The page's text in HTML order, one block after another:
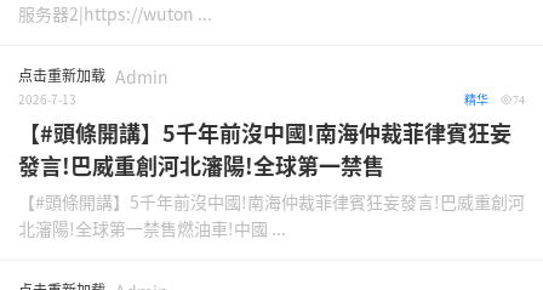
服务器2|https://wuton ...
点击重新加载 Admin
2026-7-13 74
精华
【#頭條開講】5千年前沒中國!南海仲裁菲律賓狂妄
發言!巴威重創河北瀋陽!全球第一禁售
【#頭條開講】5千年前沒中國!南海仲裁菲律賓狂妄發言!巴威重創河
北瀋陽!全球第一禁售燃油車!中國 ...